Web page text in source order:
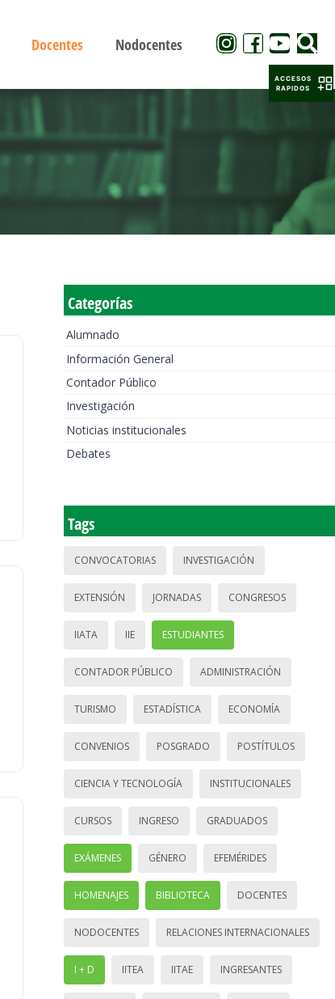
Docentes Nodocentes
Categorías
Alumnado
Información General
Contador Público
Investigación
Noticias institucionales
Debates
Tags
CONVOCATORIAS INVESTIGACIÓN
EXTENSIÓN JORNADAS CONGRESOS
IIATA IIE ESTUDIANTES
CONTADOR PÚBLICO ADMINISTRACIÓN
TURISMO ESTADÍSTICA ECONOMÍA
CONVENIOS POSGRADO POSTÍTULOS
CIENCIA Y TECNOLOGÍA INSTITUCIONALES
CURSOS INGRESO GRADUADOS
EXÁMENES GÉNERO EFEMÉRIDES
HOMENAJES BIBLIOTECA DOCENTES
NODOCENTES RELACIONES INTERNACIONALES
I + D IITEA IITAE INGRESANTES
ACCESOS
RAPIDOS